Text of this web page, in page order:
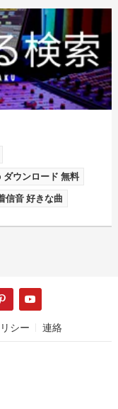
ダウンロード 無料
信音 好きな曲
シー 連絡